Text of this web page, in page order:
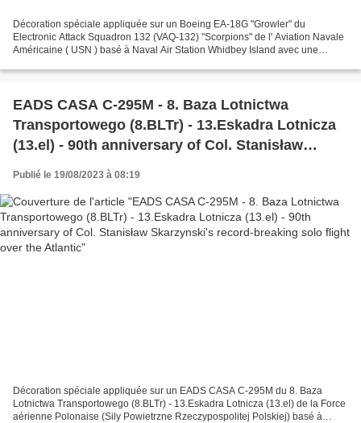
Décoration spéciale appliquée sur un Boeing EA-18G "Growler" du
Electronic Attack Squadron 132 (VAQ-132) "Scorpions" de l' Aviation Navale
Américaine ( USN ) basé à Naval Air Station Whidbey Island avec une
EADS CASA C-295M - 8. Baza Lotnictwa
Transportowego (8.BLTr) - 13.Eskadra Lotnicza
(13.el) - 90th anniversary of Col. Stanisław
Skarzynski's record-breaking solo flight over the
Publié le 19/08/2023 à 08:19
Décoration spéciale appliquée sur un EADS CASA C-295M du 8. Baza
Lotnictwa Transportowego (8.BLTr) - 13.Eskadra Lotnicza (13.el) de la Force
aérienne Polonaise (Sily Powietrzne Rzeczypospolitej Polskiej) basé à